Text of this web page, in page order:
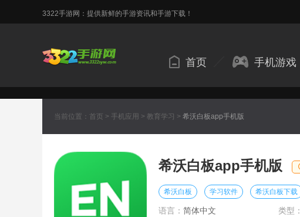
3322手游网：提供新鲜的手游资讯和手游下载！
首页 手机游戏
当前位置： 首页 > 手机应用 > 教育学习 > 希沃白板app手机版
希沃白板app手机版
希沃白板 学习软件 希沃白板下载
语言： 简体中文 类型：